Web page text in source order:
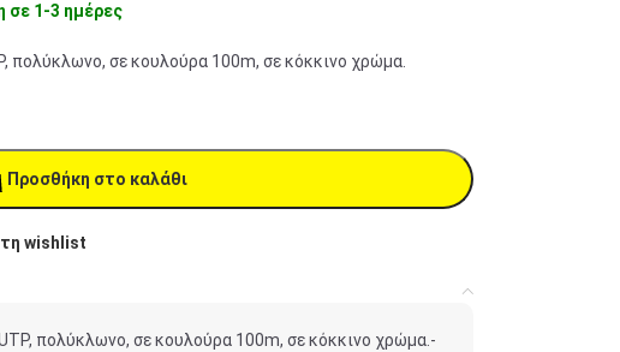
σε 1-3 ημέρες
πολύκλωνο, σε κουλούρα 100m, σε κόκκινο χρώμα.
Προσθήκη στο καλάθι
wishlist
πολύκλωνο, σε κουλούρα 100m, σε κόκκινο χρώμα.-